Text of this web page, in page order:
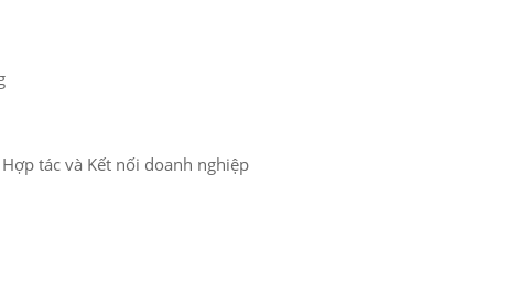
tác và Kết nối doanh nghiệp